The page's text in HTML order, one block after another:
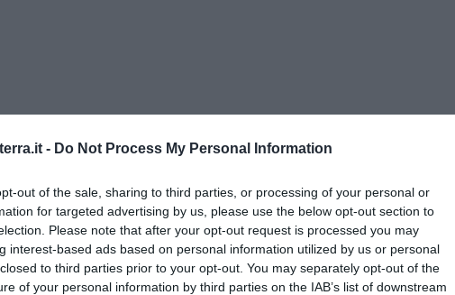
- Do Not Process My Personal Information
out of the sale, sharing to third parties, or processing of your personal or
for targeted advertising by us, please use the below opt-out section to
Please note that after your opt-out request is processed you may
interest-based ads based on personal information utilized by us or personal
to third parties prior to your opt-out. You may separately opt-out of the
of your personal information by third parties on the IAB’s list of downstream
di Marco Celati